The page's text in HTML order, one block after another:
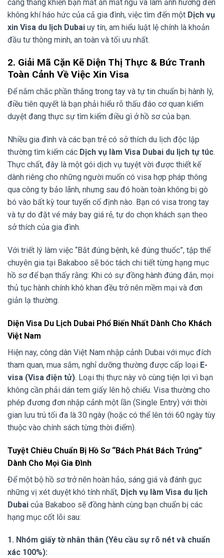
căng thẳng khiến bạn mất ăn mất ngủ và làm ảnh hưởng đến
không khí háo hức của cả gia đình, việc tìm đến một Dịch vụ
xin Visa du lịch Dubai uy tín, am hiểu luật lệ chính là khoản
đầu tư thông minh, an toàn và tối ưu nhất.
2. Giải Mã Cặn Kẽ Diện Thị Thực & Bức Tranh
Toàn Cảnh Về Việc Xin Visa
Để nắm chắc phần thắng trong tay và tự tin chuẩn bị hành lý,
điều tiên quyết là bạn phải hiểu rõ thấu đáo cơ quan kiểm
duyệt đang thực sự tìm kiếm điều gì ở hồ sơ của bạn.
Nhiều gia đình và các bạn trẻ có sở thích du lịch độc lập
thường tìm kiếm các Dịch vụ làm Visa Dubai du lịch tự túc.
Thực chất, đây là một gói dịch vụ tuyệt vời được thiết kế
dành riêng cho những người muốn có visa hợp pháp thông
qua công ty bảo lãnh, nhưng sau đó hoàn toàn không bị gò
bó vào bất kỳ tour tuyến cố định nào. Bạn có visa trong tay
và tự do đặt vé máy bay giá rẻ, tự do chọn khách sạn theo
sở thích của gia đình.
Với triết lý làm việc “Bắt đúng bệnh, kê đúng thuốc”, tập thể
chuyên gia tại Bakaboo sẽ bóc tách chi tiết từng hạng mục
hồ sơ để bạn thấy rằng: Khi có sự đồng hành đúng đắn, mọi
thủ tục hành chính khô khan đều trở nên mềm mại và đơn
giản lạ thường.
Diện Visa Du Lịch Dubai Phổ Biến Nhất Dành Cho Khách
Việt Nam
Hiện nay, công dân Việt Nam nhập cảnh Dubai với mục đích
tham quan, mua sắm, nghỉ dưỡng thường được cấp loại E-
visa (Visa điện tử). Loại thị thực này vô cùng tiện lợi vì bạn
không cần phải dán tem giấy lên hộ chiếu. Visa thường cho
phép đương đơn nhập cảnh một lần (Single Entry) với thời
gian lưu trú tối đa là 30 ngày (hoặc có thể lên tới 60 ngày tùy
thuộc vào chính sách từng thời điểm).
Tuyệt Chiêu Chuẩn Bị Hồ Sơ “Bách Phát Bách Trúng”
Dành Cho Mọi Gia Đình
Để một bộ hồ sơ trở nên hoàn hảo, sáng giá và đánh gục
những vị xét duyệt khó tính nhất, Dịch vụ làm Visa du lịch
Dubai của Bakaboo sẽ đồng hành cùng bạn chuẩn bị các
hạng mục cốt lõi sau:
1. Nhóm giấy tờ nhân thân (Yêu cầu sự rõ nét và chuẩn
xác 100%):